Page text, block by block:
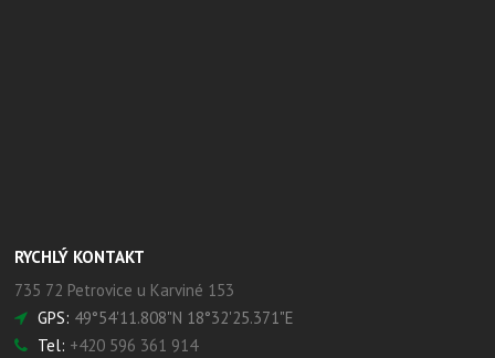
RYCHLÝ KONTAKT
735 72 Petrovice u Karviné 153
GPS: 49°54'11.808"N 18°32'25.371"E
Tel: +420 596 361 914